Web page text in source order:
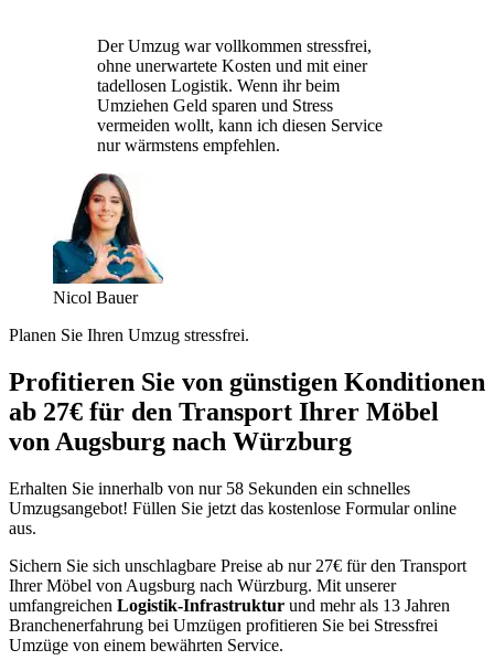
Der Umzug war vollkommen stressfrei,
ohne unerwartete Kosten und mit einer
tadellosen Logistik. Wenn ihr beim
Umziehen Geld sparen und Stress
vermeiden wollt, kann ich diesen Service
nur wärmstens empfehlen.
Nicol Bauer
Planen Sie Ihren Umzug stressfrei.
Profitieren Sie von günstigen Konditionen
ab 27€ für den Transport Ihrer Möbel
von Augsburg nach Würzburg
Erhalten Sie innerhalb von nur 58 Sekunden ein schnelles
Umzugsangebot! Füllen Sie jetzt das kostenlose Formular online
aus.
Sichern Sie sich unschlagbare Preise ab nur 27€ für den Transport
Ihrer Möbel von Augsburg nach Würzburg. Mit unserer
umfangreichen Logistik-Infrastruktur und mehr als 13 Jahren
Branchenerfahrung bei Umzügen profitieren Sie bei Stressfrei
Umzüge von einem bewährten Service.